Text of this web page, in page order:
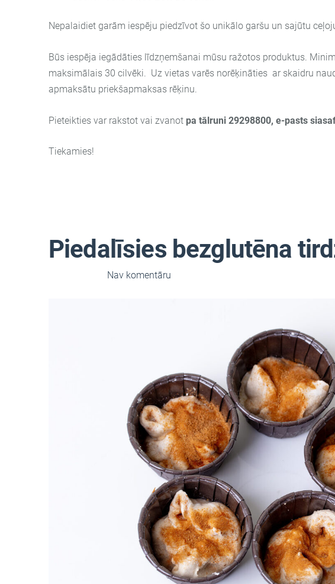
Nepalaidiet garām iespēju piedzīvot šo unikālo garšu un sajūtu
Būs iespēja iegādāties līdzņemšanai mūsu ražotos produktus.
maksimālais 30 cilvēki. Uz vietas varēs norēķināties ar skaidru
apmaksātu priekšapmaksas rēķinu.
Pieteikties var rakstot vai zvanot pa tālruni 29298800, e-pasts
Tiekamies!
Piedalīsies bezglutēna
Nav komentāru